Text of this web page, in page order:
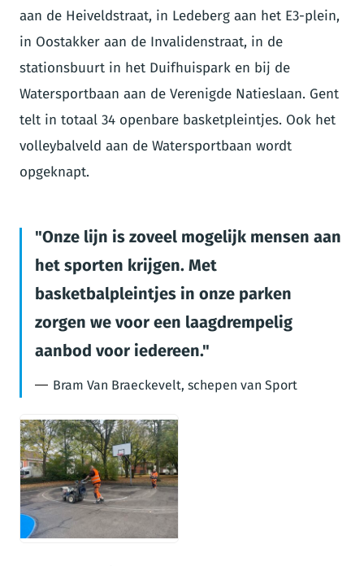
aan de Heiveldstraat, in Ledeberg aan het E3-plein,
in Oostakker aan de Invalidenstraat, in de
stationsbuurt in het Duifhuispark en bij de
Watersportbaan aan de Verenigde Natieslaan. Gent
telt in totaal 34 openbare basketpleintjes. Ook het
volleybalveld aan de Watersportbaan wordt
opgeknapt.
Onze lijn is zoveel mogelijk mensen aan
het sporten krijgen. Met
basketbalpleintjes in onze parken
zorgen we voor een laagdrempelig
aanbod voor iedereen.
Bram Van Braeckevelt, schepen van Sport
JPG